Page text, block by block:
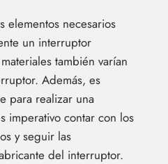
elementos necesarios
un interruptor
también varían
Además, es
para realizar una
imperativo contar con los
y seguir las
del interruptor.